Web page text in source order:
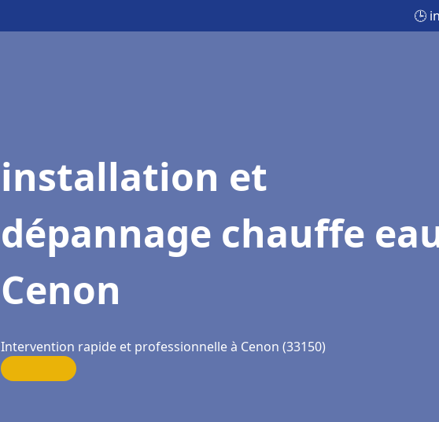
🕒
installation et
dépannage chauffe
Cenon
Intervention rapide et professionnelle à Cenon (33150)